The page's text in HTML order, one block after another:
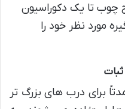
چوب تا یک دکوراسیون
مورد نظر خود را
برای درب های بزرگ تر